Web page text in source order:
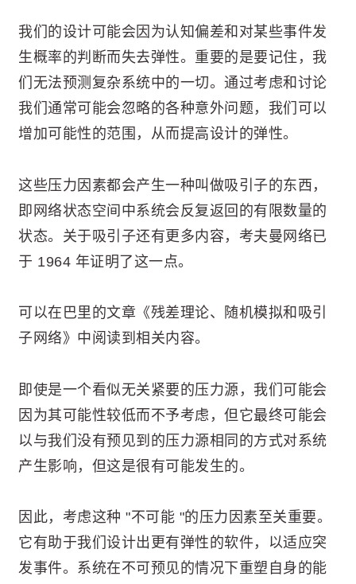
我们的设计可能会因为认知偏差和对某些事件发
生概率的判断而失去弹性。重要的是要记住，我
们无法预测复杂系统中的一切。通过考虑和讨论
我们通常可能会忽略的各种意外问题，我们可以
增加可能性的范围，从而提高设计的弹性。
这些压力因素都会产生一种叫做吸引子的东西，
即网络状态空间中系统会反复返回的有限数量的
状态。关于吸引子还有更多内容，考夫曼网络已
于 1964 年证明了这一点。
可以在巴里的文章《残差理论、随机模拟和吸引
子网络》中阅读到相关内容。
即使是一个看似无关紧要的压力源，我们可能会
因为其可能性较低而不予考虑，但它最终可能会
以与我们没有预见到的压力源相同的方式对系统
产生影响，但这是很有可能发生的。
因此，考虑这种 "不可能 "的压力因素至关重要。
它有助于我们设计出更有弹性的软件，以适应突
发事件。系统在不可预见的情况下重塑自身的能